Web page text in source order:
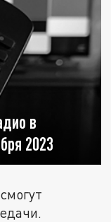
в
2023